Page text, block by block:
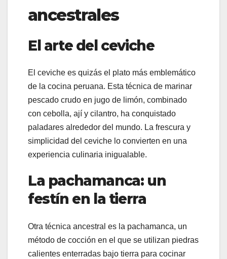
ancestrales
El arte del ceviche
El ceviche es quizás el plato más emblemático
de la cocina peruana. Esta técnica de marinar
pescado crudo en jugo de limón, combinado
con cebolla, ají y cilantro, ha conquistado
paladares alrededor del mundo. La frescura y
simplicidad del ceviche lo convierten en una
experiencia culinaria inigualable.
La pachamanca: un
festín en la tierra
Otra técnica ancestral es la pachamanca, un
método de cocción en el que se utilizan piedras
calientes enterradas bajo tierra para cocinar